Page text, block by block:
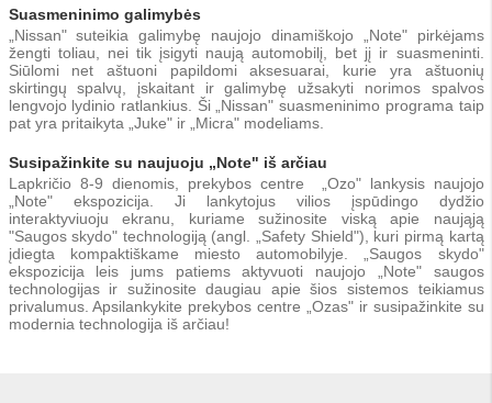
Suasmeninimo galimybės
„Nissan" suteikia galimybę naujojo dinamiškojo „Note" pirkėjams
žengti toliau, nei tik įsigyti naują automobilį, bet jį ir suasmeninti.
Siūlomi net aštuoni papildomi aksesuarai, kurie yra aštuonių
skirtingų spalvų, įskaitant ir galimybę užsakyti norimos spalvos
lengvojo lydinio ratlankius. Ši „Nissan" suasmeninimo programa taip
pat yra pritaikyta „Juke" ir „Micra" modeliams.
Susipažinkite su naujuoju „Note" iš arčiau
Lapkričio 8-9 dienomis, prekybos centre „Ozo" lankysis naujojo
„Note" ekspozicija. Ji lankytojus vilios įspūdingo dydžio
interaktyviuoju ekranu, kuriame sužinosite viską apie naująją
"Saugos skydo" technologiją (angl. „Safety Shield"), kuri pirmą kartą
įdiegta kompaktiškame miesto automobilyje. „Saugos skydo"
ekspozicija leis jums patiems aktyvuoti naujojo „Note" saugos
technologijas ir sužinosite daugiau apie šios sistemos teikiamus
privalumus. Apsilankykite prekybos centre „Ozas" ir susipažinkite su
modernia technologija iš arčiau!